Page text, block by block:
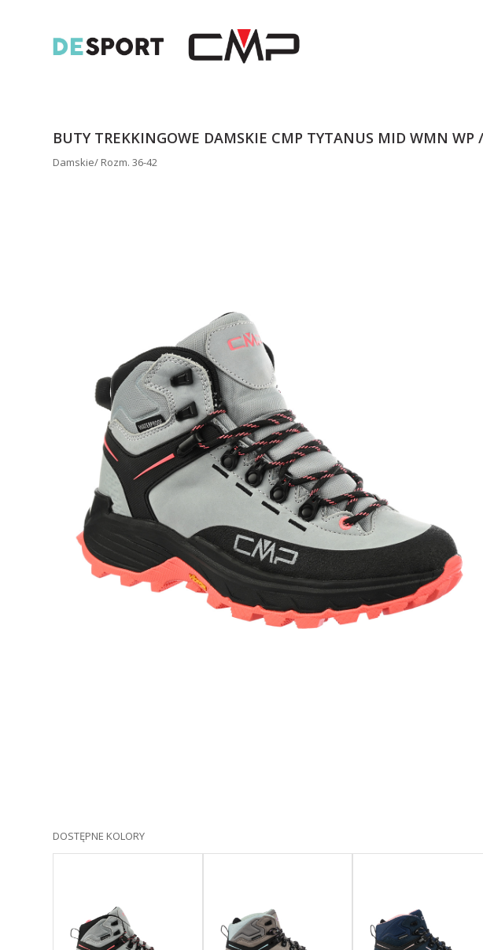
BUTY TREKKINGOWE DAMSKIE CMP TYTANUS MID WMN WP
Damskie/ Rozm. 36-42
DOSTĘPNE KOLORY